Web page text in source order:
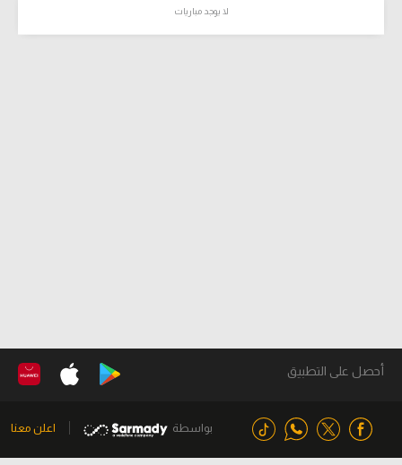
لا يوجد مباريات
أحصل على التطبيق
بواسطة اعلن معنا